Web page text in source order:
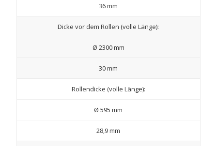
36 mm
Dicke vor dem Rollen (volle Länge):
Ø 2300 mm
30 mm
Rollendicke (volle Länge):
Ø 595 mm
28,9 mm